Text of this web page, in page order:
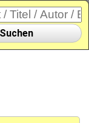
Suchen